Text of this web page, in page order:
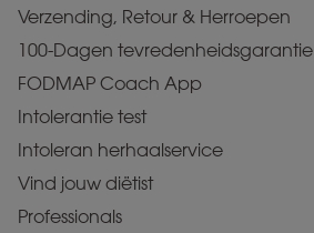
Verzending, Retour & Herroepen
100-Dagen tevredenheidsgarantie
FODMAP Coach App
Intolerantie test
Intoleran herhaalservice
Vind jouw diëtist
Professionals